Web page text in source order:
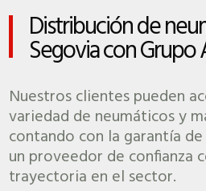
Distribución de
Segovia con Grupo
Nuestros clientes pueden
variedad de neumáticos y
contando con la garantía
un proveedor de confianza
trayectoria en el sector.